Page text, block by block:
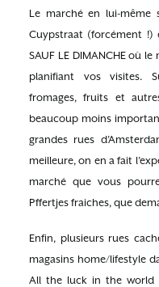
Le marché en lui-
Cuypstraat (forcément !)
SAUF LE DIMANCHE où
planifiant vos visites.
fromages, fruits et
beaucoup moins
grandes rues
meilleure, on en a fait
marché que vous
Pffertjes fraiches, que
Enfin, plusieurs rues
magasins home/lifestyle
All the luck in the world